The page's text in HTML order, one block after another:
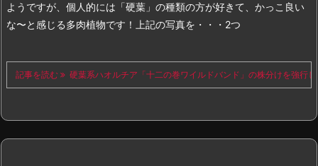
ようですが、個人的には「硬葉」の種類の方が好きて、かっこ良い
な〜と感じる多肉植物です！
上記の写真を・・・2つ
記事を読む 硬葉系ハオルチア「十二の巻ワイルドバンド」の株分けを強行